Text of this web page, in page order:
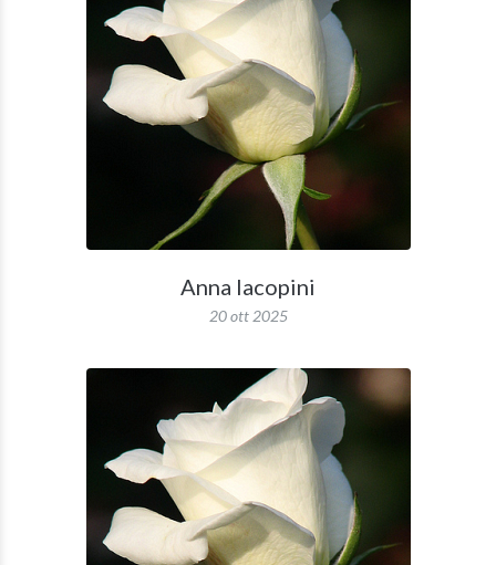
Anna Iacopini
20 ott 2025